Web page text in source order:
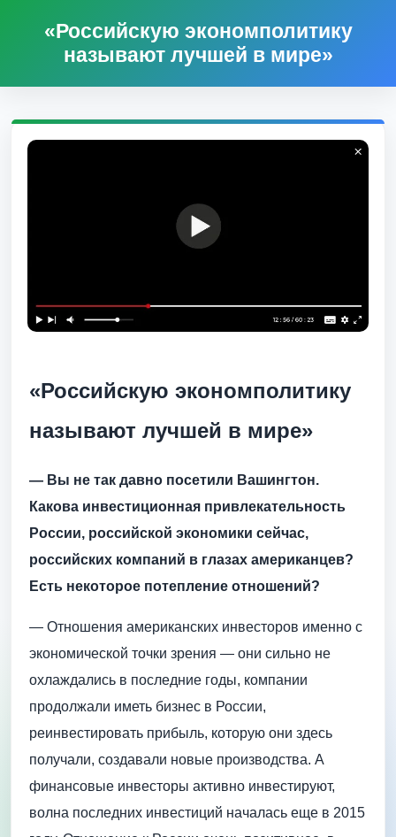
«Российскую экономполитику
называют лучшей в мире»
«Российскую экономполитику
называют лучшей в мире»
— ​Вы не так давно посетили Вашингтон.
Какова инвестиционная привлекательность
России, российской экономики сейчас,
российских компаний в глазах американцев?
Есть некоторое потепление отношений?
— Отношения американских инвесторов именно с
экономической точки зрения — они сильно не
охлаждались в последние годы, компании
продолжали иметь бизнес в России,
реинвестировать прибыль, которую они здесь
получали, создавали новые производства. А
финансовые инвесторы активно инвестируют,
волна последних инвестиций началась еще в 2015